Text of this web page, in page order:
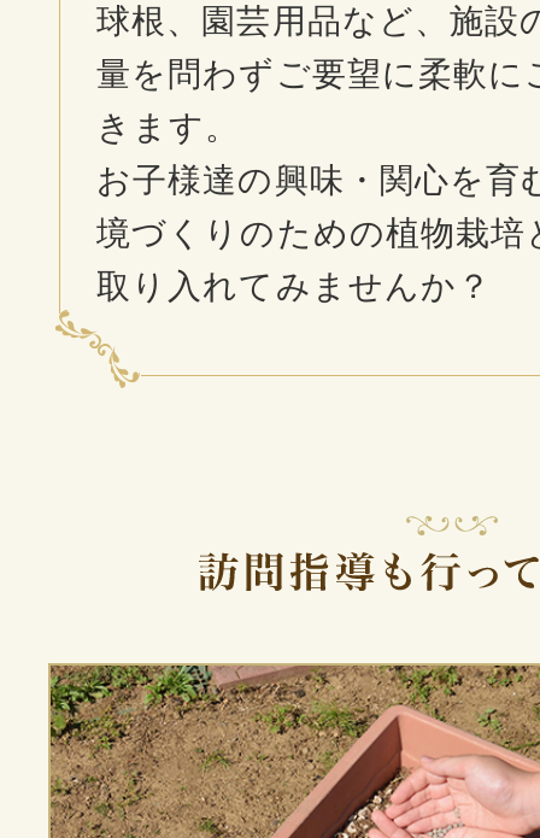
球根、園芸用品など、施設
量を問わずご要望に柔軟に
きます。
お子様達の興味・関心を育
境づくりのための植物栽培
取り入れてみませんか？